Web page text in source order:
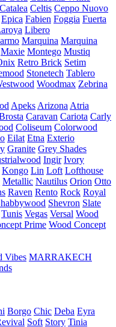
Catalea Celtis Ceppo Nuovo
Epica Fabien Foggia Fuerta
Libero
Marquina Marquina
Maxie Montego Mustiq
Retro Brick Setim
Stonetech Tablero
Woodmax Zebrina
Apeks Arizona Atria
Caravan Cariota Carly
Coliseum Colorwood
Eilat Etna Exterio
Granite Grey Shades
Ingir Ivory
Kongo Lin Loft Lofthouse
Metallic Nautilus Orion Otto
Raven Rento Rock Royal
Shevron Slate
Tunis Vegas Versal Wood
Prime Wood Concept
Vibes MARRAKECH
Borgo Chic Deba Eyra
Soft Story Tinia